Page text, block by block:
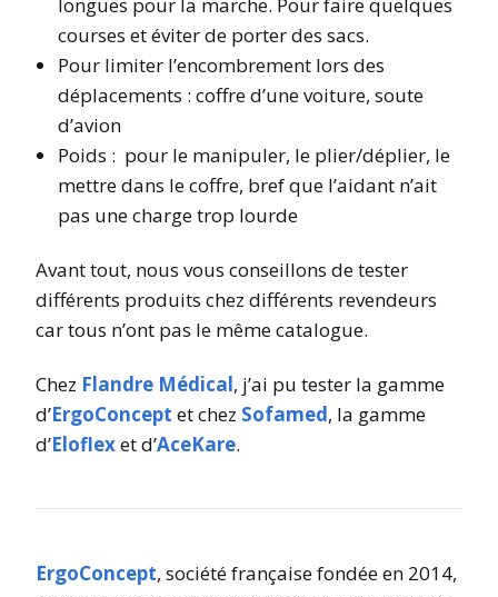
longues pour la marche. Pour faire quelques
courses et éviter de porter des sacs.
Pour limiter l’encombrement lors des
déplacements : coffre d’une voiture, soute
d’avion
Poids : pour le manipuler, le plier/déplier, le
mettre dans le coffre, bref que l’aidant n’ait
pas une charge trop lourde
Avant tout, nous vous conseillons de tester
différents produits chez différents revendeurs
car tous n’ont pas le même catalogue.
Chez Flandre Médical, j’ai pu tester la gamme
d’ErgoConcept et chez Sofamed, la gamme
d’Eloflexet d’AceKare.
ErgoConcept, société française fondée en 2014,